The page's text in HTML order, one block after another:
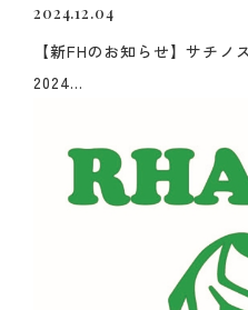
2024.12.04
【新FHのお知らせ】サチノ
2024...